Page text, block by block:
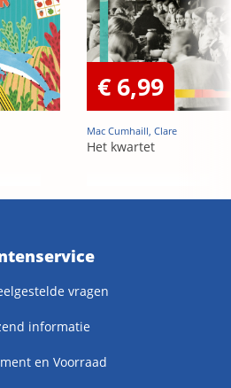
€ 6,99
Mac Cumhaill, Clare
Het kwartet
vragen
informatie
en Voorraad